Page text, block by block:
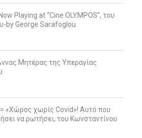
Playing at “Cine OLYMPOS”, του
by George Sarafoglou
Μητέρας της Υπεραγίας
«Χώρος χωρίς Covid»! Αυτό που
να ρωτήσει, του Κωνσταντίνου